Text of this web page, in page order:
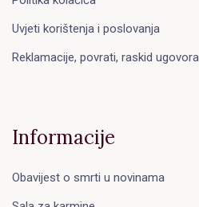
Uvjeti korištenja i poslovanja
Reklamacije, povrati, raskid ugovora
Informacije
Obavijest o smrti u novinama